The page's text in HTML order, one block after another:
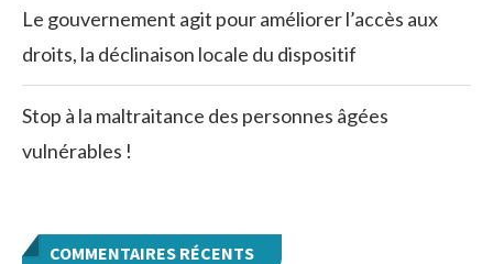
Le gouvernement agit pour améliorer l’accès aux
droits, la déclinaison locale du dispositif
Stop à la maltraitance des personnes âgées
vulnérables !
COMMENTAIRES RÉCENTS